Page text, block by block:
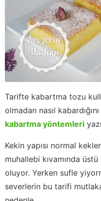
Tarifte kabartma tozu
olmadan nasıl
kabartma yöntemleri
Kekin yapısı normal
muhallebi kıvamında
oluyor. Yerken sufle
severlerin bu tarifi